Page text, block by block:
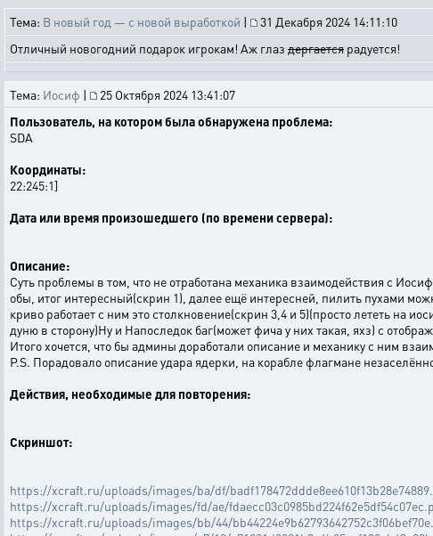
Тема: В новый год — с новой выработкой | 31 Декабря 2024 14:11:10
Отличный новогодний подарок игрокам! Аж глаз дергается радуется!
Тема: Иосиф | 25 Октября 2024 13:41:07
Пользователь, на котором была обнаружена проблема:
SDA
Координаты:
22:245:1]
Дата или время произошедшего (по времени сервера):
Описание:
Суть проблемы в том, что не отработана механика взаимодействия с
обы, итог интересный(скрин 1), далее ещё интересней, пилить пухами
криво работает с ним это столкновение(скрин 3,4 и 5)(просто лететь на
дуню в сторону)Ну и Напоследок баг(может фича у них такая, яхз) с
Итого хочется, что бы админы доработали описание и механику с ним
P.S. Порадовало описание удара ядерки, на корабле флагмане
Действия, необходимые для повторения:
Скриншот:
https://xcraft.ru/uploads/images/ba/df/
https://xcraft.ru/uploads/images/fd/ae/
https://xcraft.ru/uploads/images/bb/44/